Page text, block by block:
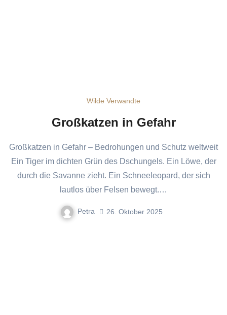
Wilde Verwandte
Großkatzen in Gefahr
Großkatzen in Gefahr – Bedrohungen und Schutz weltweit
Ein Tiger im dichten Grün des Dschungels. Ein Löwe, der
durch die Savanne zieht. Ein Schneeleopard, der sich
lautlos über Felsen bewegt.…
Petra 26. Oktober 2025